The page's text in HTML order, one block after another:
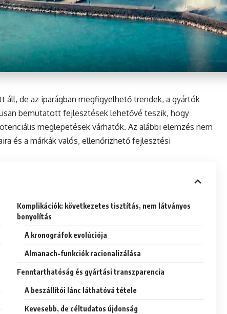
de az iparágban megfigyelhető trendek, a gyártók
bemutatott fejlesztések lehetővé teszik, hogy
meglepetések várhatók. Az alábbi elemzés nem
és a márkák valós, ellenőrizhető fejlesztési
Komplikációk: következetes tisztítás, nem látványos
bonyolítás
A kronográfok evolúciója
Almanach-funkciók racionalizálása
Fenntarthatóság és gyártási transzparencia
A beszállítói lánc láthatóvá tétele
Kevesebb, de céltudatos újdonság